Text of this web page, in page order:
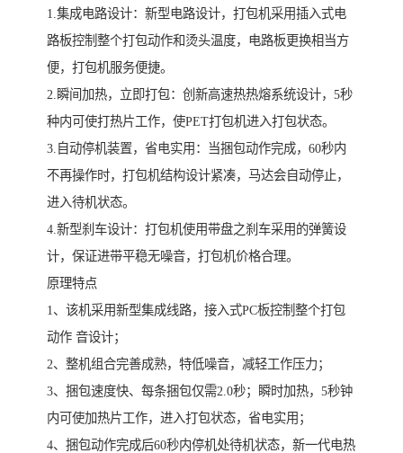
1.集成电路设计：新型电路设计，打包机采用插入式电
路板控制整个打包动作和烫头温度，电路板更换相当方
便，打包机服务便捷。
2.瞬间加热，立即打包：创新高速热热熔系统设计，5秒
种内可使打热片工作，使PET打包机进入打包状态。
3.自动停机装置，省电实用：当捆包动作完成，60秒内
不再操作时，打包机结构设计紧凑，马达会自动停止，
进入待机状态。
4.新型刹车设计：打包机使用带盘之刹车采用的弹簧设
计，保证进带平稳无噪音，打包机价格合理。
原理特点
1、该机采用新型集成线路，接入式PC板控制整个打包
动作 音设计；
2、整机组合完善成熟，特低噪音，减轻工作压力；
3、捆包速度快、每条捆包仅需2.0秒；瞬时加热，5秒钟
内可使加热片工作，进入打包状态，省电实用；
4、捆包动作完成后60秒内停机处待机状态，新一代电热